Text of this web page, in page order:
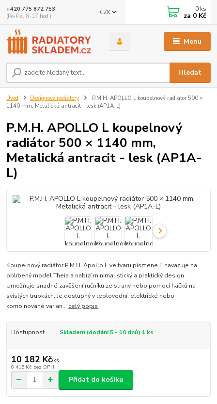
Menu
CZK
Hledat
+420 775 872 753
(Po-Pá, 8-17 hod.)
0 ks
za 0 Kč
Úvod Designové radiátory
P.M.H. APOLLO L koupelnový radiátor 500 ×
1140 mm, Metalická antracit - lesk (AP1A-L)
P.M.H. APOLLO L koupelnový
radiátor 500 × 1140 mm,
Metalická antracit - lesk (AP1A-
L)
Koupelnový radiátor P.M.H. Apollo L ve tvaru písmene E navazuje na
oblíbený model Theia a nabízí minimalistický a praktický design.
Umožňuje snadné zavěšení ručníků ze strany nebo pomocí háčků na
svislých trubkách. Je dostupný v teplovodní, elektrické nebo
kombinované varian... celý popis
Dostupnost Skladem (dodání 5 - 10 dnů) 1 ks
10 182 Kč/ks
8 415 Kč bez DPH
Přidat do košíku